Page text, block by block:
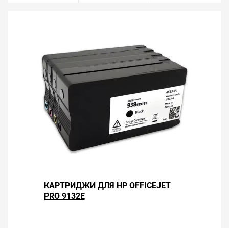
КАРТРИДЖИ ДЛЯ HP OFFICEJET
PRO 9132E